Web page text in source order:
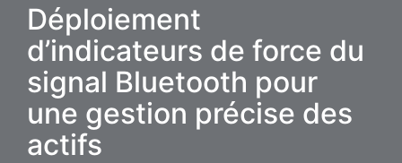
Déploiement
d’indicateurs de force du
signal Bluetooth pour
une gestion précise des
actifs